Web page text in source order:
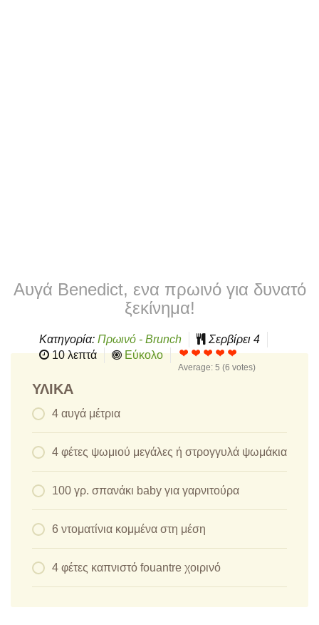
Αυγά Benedict, ενα πρωινό για δυνατό
ξεκίνημα!
Κατηγορία: Πρωινό - Brunch Σερβίρει 4
10 λεπτά
Εύκολο
Average: 5 (6 votes)
ΥΛΙΚΆ
4 αυγά μέτρια
4 φέτες ψωμιού μεγάλες ή στρογγυλά ψωμάκια
100 γρ. σπανάκι baby για γαρνιτούρα
6 ντοματίνια κομμένα στη μέση
4 φέτες καπνιστό fouantre χοιρινό